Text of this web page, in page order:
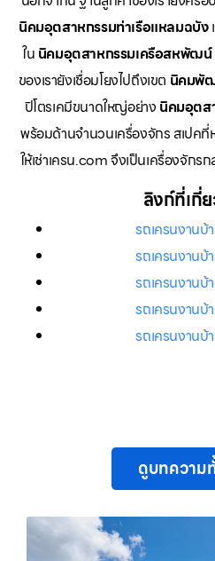
นิคมอุตสาหกรรมท่าเรือแหลมฉบัง
ใน นิคมอุตสาหกรรมเครือสหพัฒน์
ของเรายังเชื่อมโยงไปถึงเขต นิคมพั
ปิโตรเคมีขนาดใหญ่อย่าง นิคมอุตส
พร้อมด้านจำนวนเครื่องจักร สเปค
ให้เช่าเครน.com จึงเป็นเครื่องจักร
ลิงก์ที่เกี่
รถเครนงานบ้
รถเครนงานบ้
รถเครนงานบ้
รถเครนงานบ้
รถเครนงานบ้
ดูบทความ